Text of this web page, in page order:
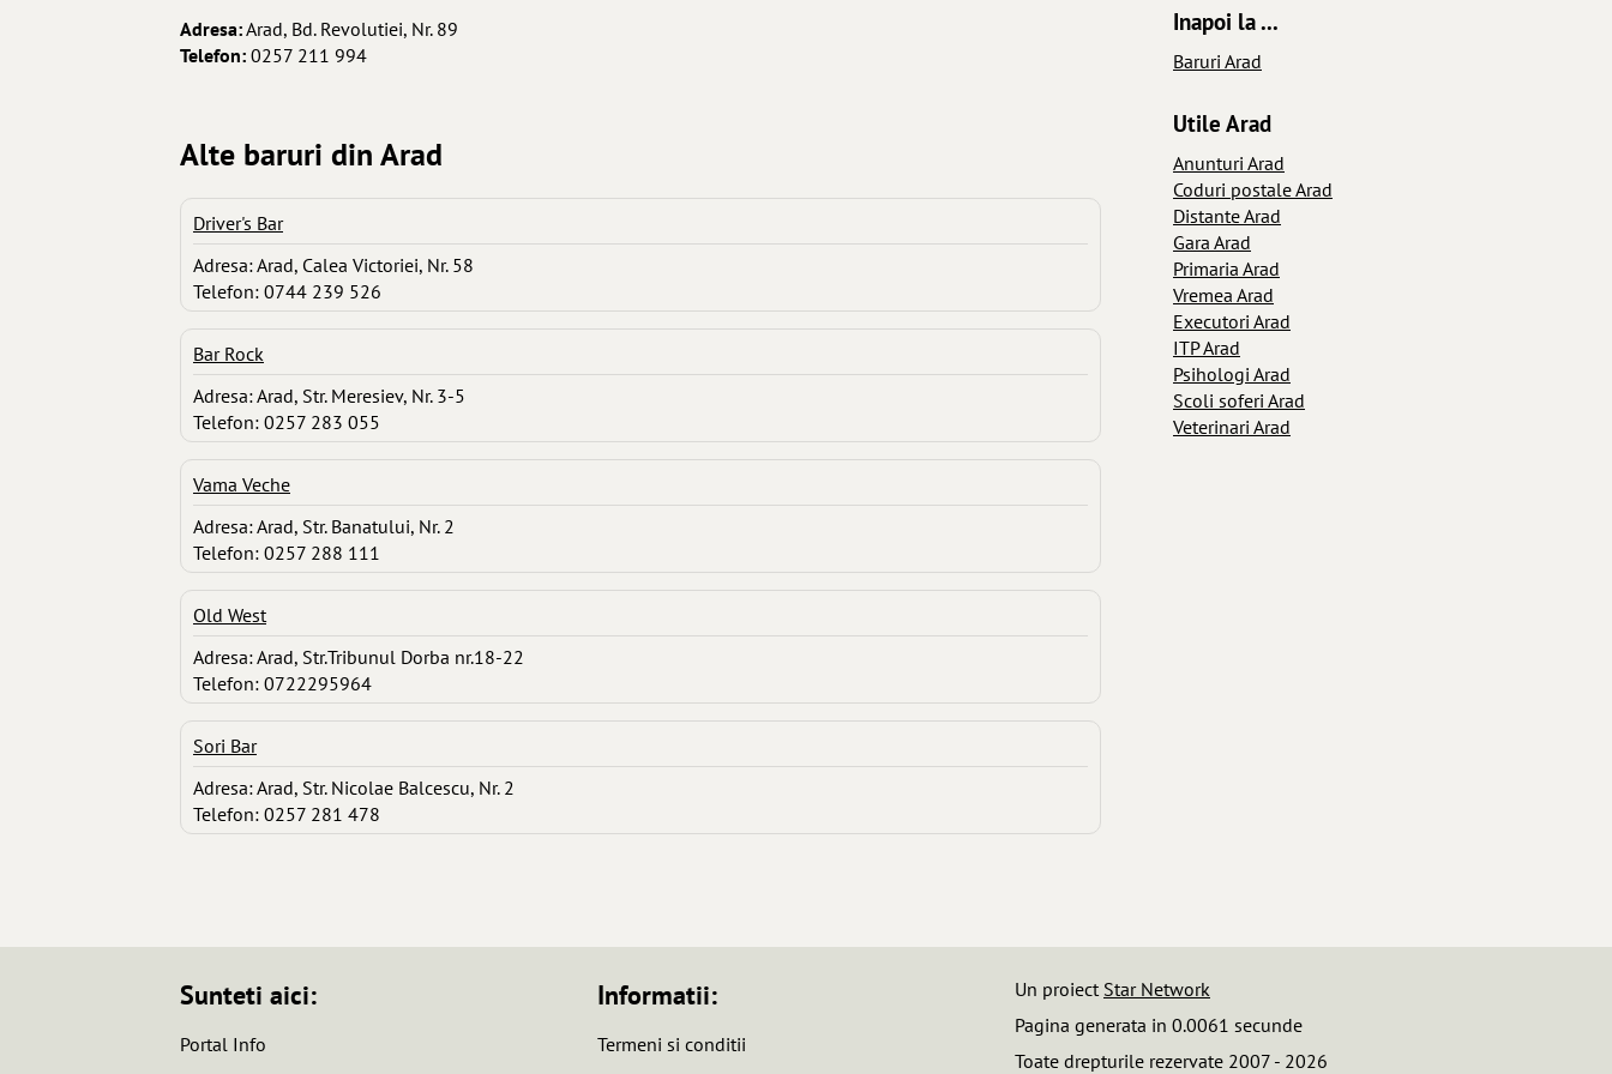
Adresa:Arad, Bd. Revolutiei, Nr. 89
Telefon: 0257 211 994
Alte baruri din Arad
Driver's Bar
Adresa: Arad, Calea Victoriei, Nr. 58
Telefon: 0744 239 526
Bar Rock
Adresa: Arad, Str. Meresiev, Nr. 3-5
Telefon: 0257 283 055
Vama Veche
Adresa: Arad, Str. Banatului, Nr. 2
Telefon: 0257 288 111
Old West
Adresa: Arad, Str.Tribunul Dorba nr.18-22
Telefon: 0722295964
Sori Bar
Adresa: Arad, Str. Nicolae Balcescu, Nr. 2
Telefon: 0257 281 478
Inapoi la ...
Baruri Arad
Utile Arad
Anunturi Arad
Coduri postale Arad
Distante Arad
Gara Arad
Primaria Arad
Vremea Arad
Executori Arad
ITP Arad
Psihologi Arad
Scoli soferi Arad
Veterinari Arad
Sunteti aici:
Portal Info
Informatii:
Termeni si conditii
Un proiect Star Network
Pagina generata in 0.0061 secunde
Toate drepturile rezervate 2007 - 2026